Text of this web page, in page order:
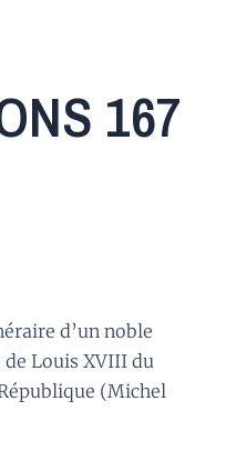
167
d’un noble
Louis XVIII du
(Michel